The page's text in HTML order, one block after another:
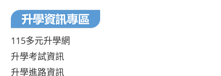
115多元升學網
升學考試資訊
升學進路資訊